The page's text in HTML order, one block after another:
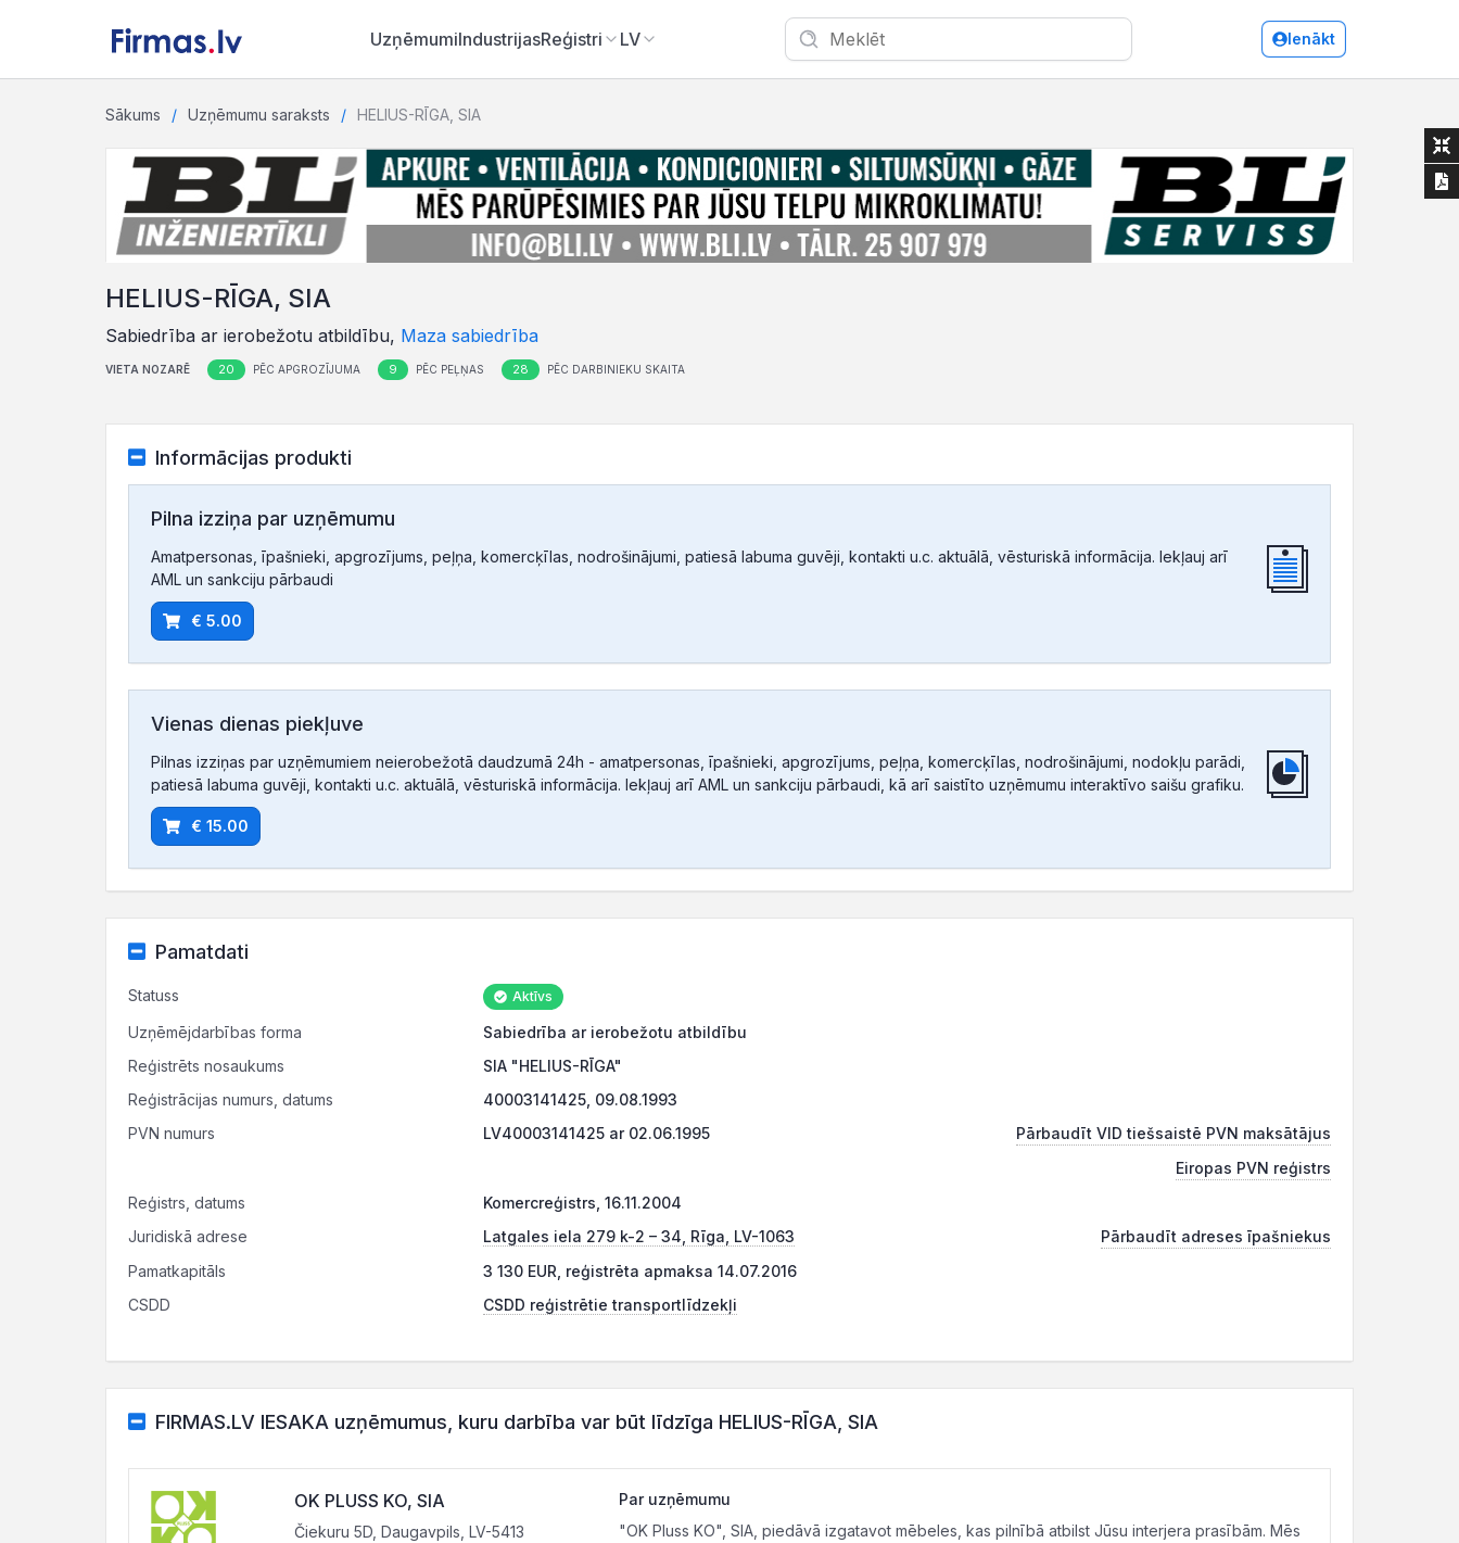
UzņēmumiIndustrijasReģistri LV Ienākt
Sākums Uzņēmumu saraksts HELIUS-RĪGA, SIA
HELIUS-RĪGA, SIA
Sabiedrība ar ierobežotu atbildību, Maza sabiedrība
VIETA NOZARĒ 20 PĒC APGROZĪJUMA 9 PĒC PEĻŅAS 28 PĒC DARBINIEKU SKAITA
Informācijas produkti
Pilna izziņa par uzņēmumu
Amatpersonas, īpašnieki, apgrozījums, peļņa, komercķīlas, nodrošinājumi, patiesā labuma guvēji, kontakti u.c. aktuālā, vēsturiskā informācija. Iekļauj arī
AML un sankciju pārbaudi
€ 5.00
Vienas dienas piekļuve
Pilnas izziņas par uzņēmumiem neierobežotā daudzumā 24h - amatpersonas, īpašnieki, apgrozījums, peļņa, komercķīlas, nodrošinājumi, nodokļu parādi,
patiesā labuma guvēji, kontakti u.c. aktuālā, vēsturiskā informācija. Iekļauj arī AML un sankciju pārbaudi, kā arī saistīto uzņēmumu interaktīvo saišu grafiku.
€ 15.00
Pamatdati
Statuss Aktīvs
Uzņēmējdarbības forma
Sabiedrība ar ierobežotu atbildību
Reģistrēts nosaukums
SIA "HELIUS-RĪGA"
Reģistrācijas numurs, datums
40003141425, 09.08.1993
PVN numurs
LV40003141425 ar 02.06.1995
Pārbaudīt VID tiešsaistē PVN maksātājus
Eiropas PVN reģistrs
Reģistrs, datums
Komercreģistrs, 16.11.2004
Juridiskā adrese
Latgales iela 279 k-2 – 34, Rīga, LV-1063
Pārbaudīt adreses īpašniekus
Pamatkapitāls
3 130 EUR, reģistrēta apmaksa 14.07.2016
CSDD
CSDD reģistrētie transportlīdzekļi
FIRMAS.LV IESAKA uzņēmumus, kuru darbība var būt līdzīga HELIUS-RĪGA, SIA
OK PLUSS KO, SIA
Čiekuru 5D, Daugavpils, LV-5413
Par uzņēmumu
"OK Pluss KO", SIA, piedāvā izgatavot mēbeles, kas pilnībā atbilst Jūsu interjera prasībām. Mēs